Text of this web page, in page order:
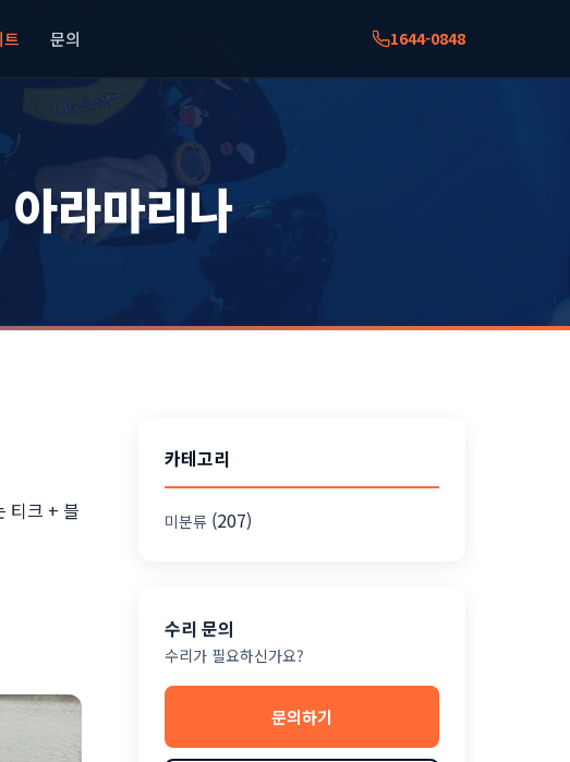
트 문의 1644-0848
라마리나
티크 + 블
카테고리
미분류 (207)
수리 문의
수리가 필요하신가요?
문의하기